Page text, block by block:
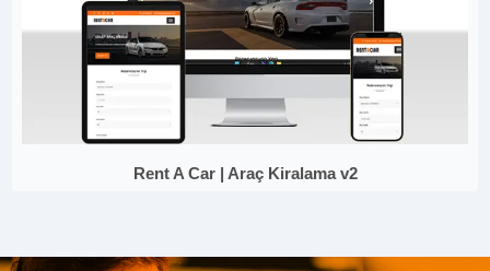
Rent A Car | Araç Kiralama v2